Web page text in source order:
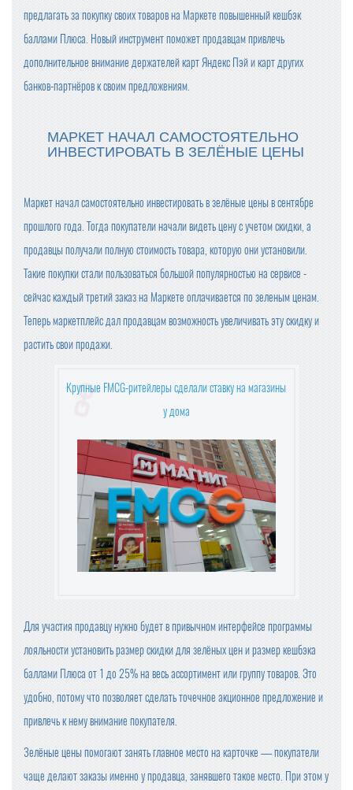
С ПРАЗДНИКОМ ВЕСНЫ, ДОРОГИЕ ЖЕНЩИНЫ!
ПРОДАЖИ ШОКОЛАДА В РОССИИ СНИЗИЛИСЬ
ФАС НЕ НАШЛА ПРИЗНАКОВ ЦЕНОВОГО СГОВОРА У П
РОИЗВОДИТЕЛЕЙ СЛИВОЧНОГО МАСЛА
ОМ!
С 1 ЯНВАРЯ СУЩЕСТВЕННО ПОДОРОЖАЕТ АЛКОГОЛЬ
(ВЕСЬ)
ГОДОВАЯ ИНФЛЯЦИЯ В НОЯБРЕ УСКОРИЛАСЬ
ГРЕЧКА, ЧАЙ И САХАР ПОДЕШЕВЕЛИ В НОЯБРЕ
ВСЕМИРНАЯ РАСПРОДАЖА: КАК 11.11 СТАЛ ДНЕМ ШО
ПИНГА?
А ВЛАСТЯМИ
OZON ПРИОСТАНОВИЛ ОПЛАТУ ПРИ ПОЛУЧЕНИИ
БАЗОВЫЕ ПРОДУКТЫ В ТОРГОВЫХ СЕТЯХ ПОДЕШЕВЕ
ЛИ В СЕНТЯБРЕ НА 1,2%
ПРОВОДИТЬ ВНЕЗАПНЫЕ ПРОВЕРКИ ОБЩЕПИТА И ПР
КОМПАНИЯ «ЯНДЕКС МАРКЕТ» ЗАРЕГИСТРИРОВАЛА
МИНПРОМТОРГ РОССИИ УТВЕРДИЛ ИЗМЕНЕНИЯ В ПЕ
А
предлагать за покупку своих товаров на Маркете повышенный кешбэк
баллами Плюса. Новый инструмент поможет продавцам привлечь
дополнительное внимание держателей карт Яндекс Пэй и карт других
банков-партнёров к своим предложениям.
МАРКЕТ НАЧАЛ САМОСТОЯТЕЛЬНО
ИНВЕСТИРОВАТЬ В ЗЕЛЁНЫЕ ЦЕНЫ
Маркет начал самостоятельно инвестировать в зелёные цены в сентябре
прошлого года. Тогда покупатели начали видеть цену с учетом скидки, а
продавцы получали полную стоимость товара, которую они установили.
Такие покупки стали пользоваться большой популярностью на сервисе -
сейчас каждый третий заказ на Маркете оплачивается по зеленым ценам.
Теперь маркетплейс дал продавцам возможность увеличивать эту скидку и
растить свои продажи.
Крупные FMCG-ритейлеры сделали ставку на магазины
у дома
Для участия продавцу нужно будет в привычном интерфейсе программы
лояльности установить размер скидки для зелёных цен и размер кешбэка
баллами Плюса от 1 до 25% на весь ассортимент или группу товаров. Это
удобно, потому что позволяет сделать точечное акционное предложение и
привлечь к нему внимание покупателя.
Зелёные цены помогают занять главное место на карточке — покупатели
чаще делают заказы именно у продавца, занявшего такое место. При этом у